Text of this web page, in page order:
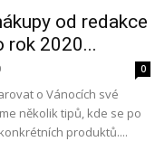
od redakce
rok 2020...
0
o Vánocích své
několik tipů, kde se po
produktů....